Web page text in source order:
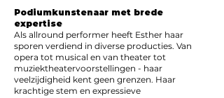
Podiumkunstenaar met brede
expertise
Als allround performer heeft Esther haar
sporen verdiend in diverse producties. Van
opera tot musical en van theater tot
muziektheatervoorstellingen - haar
veelzijdigheid kent geen grenzen. Haar
krachtige stem en expressieve